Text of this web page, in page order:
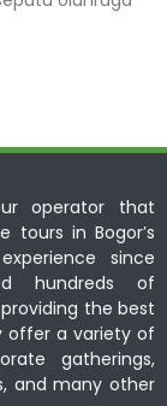
operator that
tours in Bogor’s
since
hundreds of
the best
offer a variety of
gatherings,
and many other